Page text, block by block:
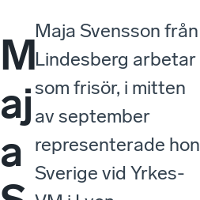
M
aj
a
Maja Svensson från
Lindesberg arbetar
som frisör, i mitten
av september
representerade hon
Sverige vid Yrkes-